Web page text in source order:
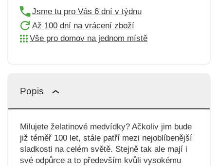
Jsme tu pro Vás 6 dní v týdnu
Až 100 dní na vrácení zboží
Vše pro domov na jednom místě
Popis
Milujete želatinové medvídky? Ačkoliv jim bude
již téměř 100 let, stále patří mezi nejoblíbenější
sladkosti na celém světě. Stejně tak ale mají i
své odpůrce a to především kvůli vysokému